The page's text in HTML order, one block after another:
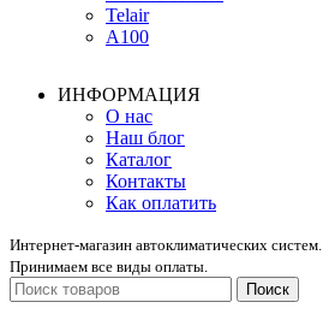
Telair
А100
ИНФОРМАЦИЯ
О нас
Наш блог
Каталог
Контакты
Как оплатить
Интернет-магазин автоклиматических систем.
Принимаем все виды оплаты.
Поиск